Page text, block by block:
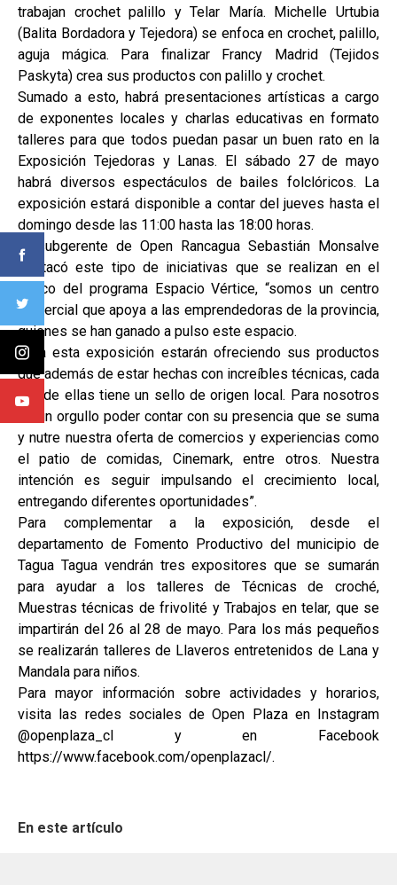
trabajan crochet palillo y Telar María. Michelle Urtubia
(Balita Bordadora y Tejedora) se enfoca en crochet, palillo,
aguja mágica. Para finalizar Francy Madrid (Tejidos
Paskyta) crea sus productos con palillo y crochet.
Sumado a esto, habrá presentaciones artísticas a cargo
de exponentes locales y charlas educativas en formato
talleres para que todos puedan pasar un buen rato en la
Exposición Tejedoras y Lanas. El sábado 27 de mayo
habrá diversos espectáculos de bailes folclóricos. La
exposición estará disponible a contar del jueves hasta el
domingo desde las 11:00 hasta las 18:00 horas.
El subgerente de Open Rancagua Sebastián Monsalve
destacó este tipo de iniciativas que se realizan en el
marco del programa Espacio Vértice, “somos un centro
comercial que apoya a las emprendedoras de la provincia,
quienes se han ganado a pulso este espacio.
Para esta exposición estarán ofreciendo sus productos
que además de estar hechas con increíbles técnicas, cada
una de ellas tiene un sello de origen local. Para nosotros
es un orgullo poder contar con su presencia que se suma
y nutre nuestra oferta de comercios y experiencias como
el patio de comidas, Cinemark, entre otros. Nuestra
intención es seguir impulsando el crecimiento local,
entregando diferentes oportunidades”.
Para complementar a la exposición, desde el
departamento de Fomento Productivo del municipio de
Tagua Tagua vendrán tres expositores que se sumarán
para ayudar a los talleres de Técnicas de croché,
Muestras técnicas de frivolité y Trabajos en telar, que se
impartirán del 26 al 28 de mayo. Para los más pequeños
se realizarán talleres de Llaveros entretenidos de Lana y
Mandala para niños.
Para mayor información sobre actividades y horarios,
visita las redes sociales de Open Plaza en Instagram
@openplaza_cl y en Facebook
https://www.facebook.com/openplazacl/.
En este artículo